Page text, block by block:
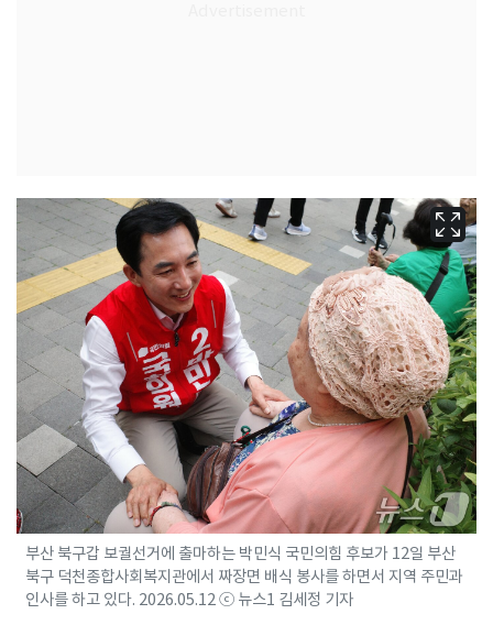
부산 북구갑 보궐선거에 출마하는 박민식 국민의힘 후보가 12일 부산
북구 덕천종합사회복지관에서 짜장면 배식 봉사를 하면서 지역 주민과
인사를 하고 있다. 2026.05.12 ⓒ 뉴스1 김세정 기자